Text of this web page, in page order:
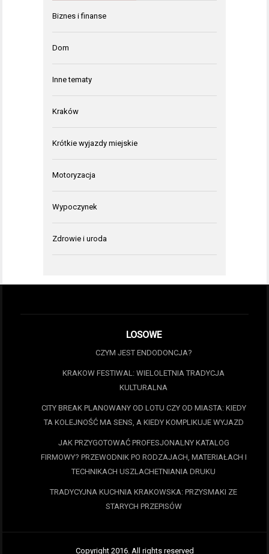
Biznes i finanse
Dom
Inne tematy
Kraków
Krótkie wyjazdy miejskie
Motoryzacja
Wypoczynek
Zdrowie i uroda
LOSOWE
CZYM JEST ENDODONCJA?
KRAKOW FESTIWAL: WIELOLETNIA TRADYCJA
KULTURALNA
CITY BREAK PLANOWANY OD LOTU CZY OD MIASTA: KIEDY
TA KOLEJNOŚĆ MA SENS, A KIEDY KOMPLIKUJE WYJAZD
JAK PRZYGOTOWAĆ PROFESJONALNY KATALOG
FIRMOWY? PRZEWODNIK PO RODZAJACH, MATERIAŁACH I
TECHNIKACH USZLACHETNIANIA DRUKU
TRADYCYJNA KUCHNIA KRAKOWSKA: PRZYSMAKI ZE
STARYCH PRZEPISÓW
Copyright 2016. All rights reserved